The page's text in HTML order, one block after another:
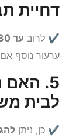
4. כמה
דחיית
✔ לרובעד 30 יום מחברת הביטוח
ערעור נוסף
5. האם
לבית